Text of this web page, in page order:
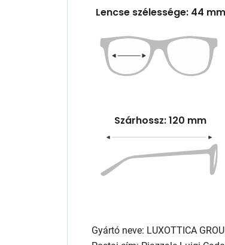
Lencse szélessége: 44 mm
Szárhossz: 120 mm
Gyártó neve: LUXOTTICA